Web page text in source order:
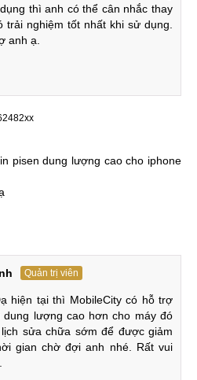
Care tiết kiệm hơn so với
MobileCity Care sẽ thông báo
ngay từ đầu, không có tình
phí khác
sẽ không có bất kỳ khoản chi
sau thay thế.
iPhone 15 Pro bảo hành 12 - 18
tháng
cùng khách hàng lâu dài với
minh bạch lên đến 12 - 18
rõ ràng:
-18 tháng
thì anh có thể cân nhắc thay
trải nghiệm tốt nhất khi sử dụng.
anh ạ.
pisen dung lượng cao cho iphone
Quản trị viên
hiện tại thì MobileCity có hỗ trợ
dung lượng cao hơn cho máy đó
sửa chữa sớm để được giảm
gian chờ đợi anh nhé. Rất vui